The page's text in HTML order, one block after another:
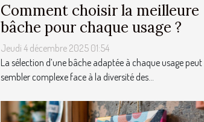
Comment choisir la meilleure
bâche pour chaque usage ?
Jeudi 4 décembre 2025 01:54
La sélection d’une bâche adaptée à chaque usage peut
sembler complexe face à la diversité des...